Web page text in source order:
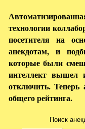
технологии
посетителя на
анекдотам, и
которые были
интеллект вышел
отключить.
общего рейтинга.
Поиск